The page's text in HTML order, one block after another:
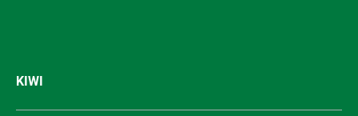
KIWI